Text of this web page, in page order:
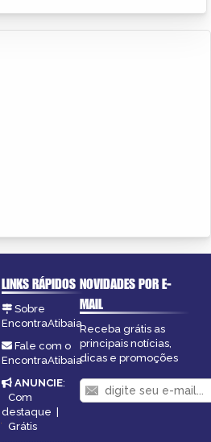
LINKS RÁPIDOS
Sobre
EncontraAtibaia
Fale com o
EncontraAtibaia
ANUNCIE:
Com
destaque |
Grátis
NOVIDADES POR E-
MAIL
Receba grátis as
principais notícias,
dicas e promoções